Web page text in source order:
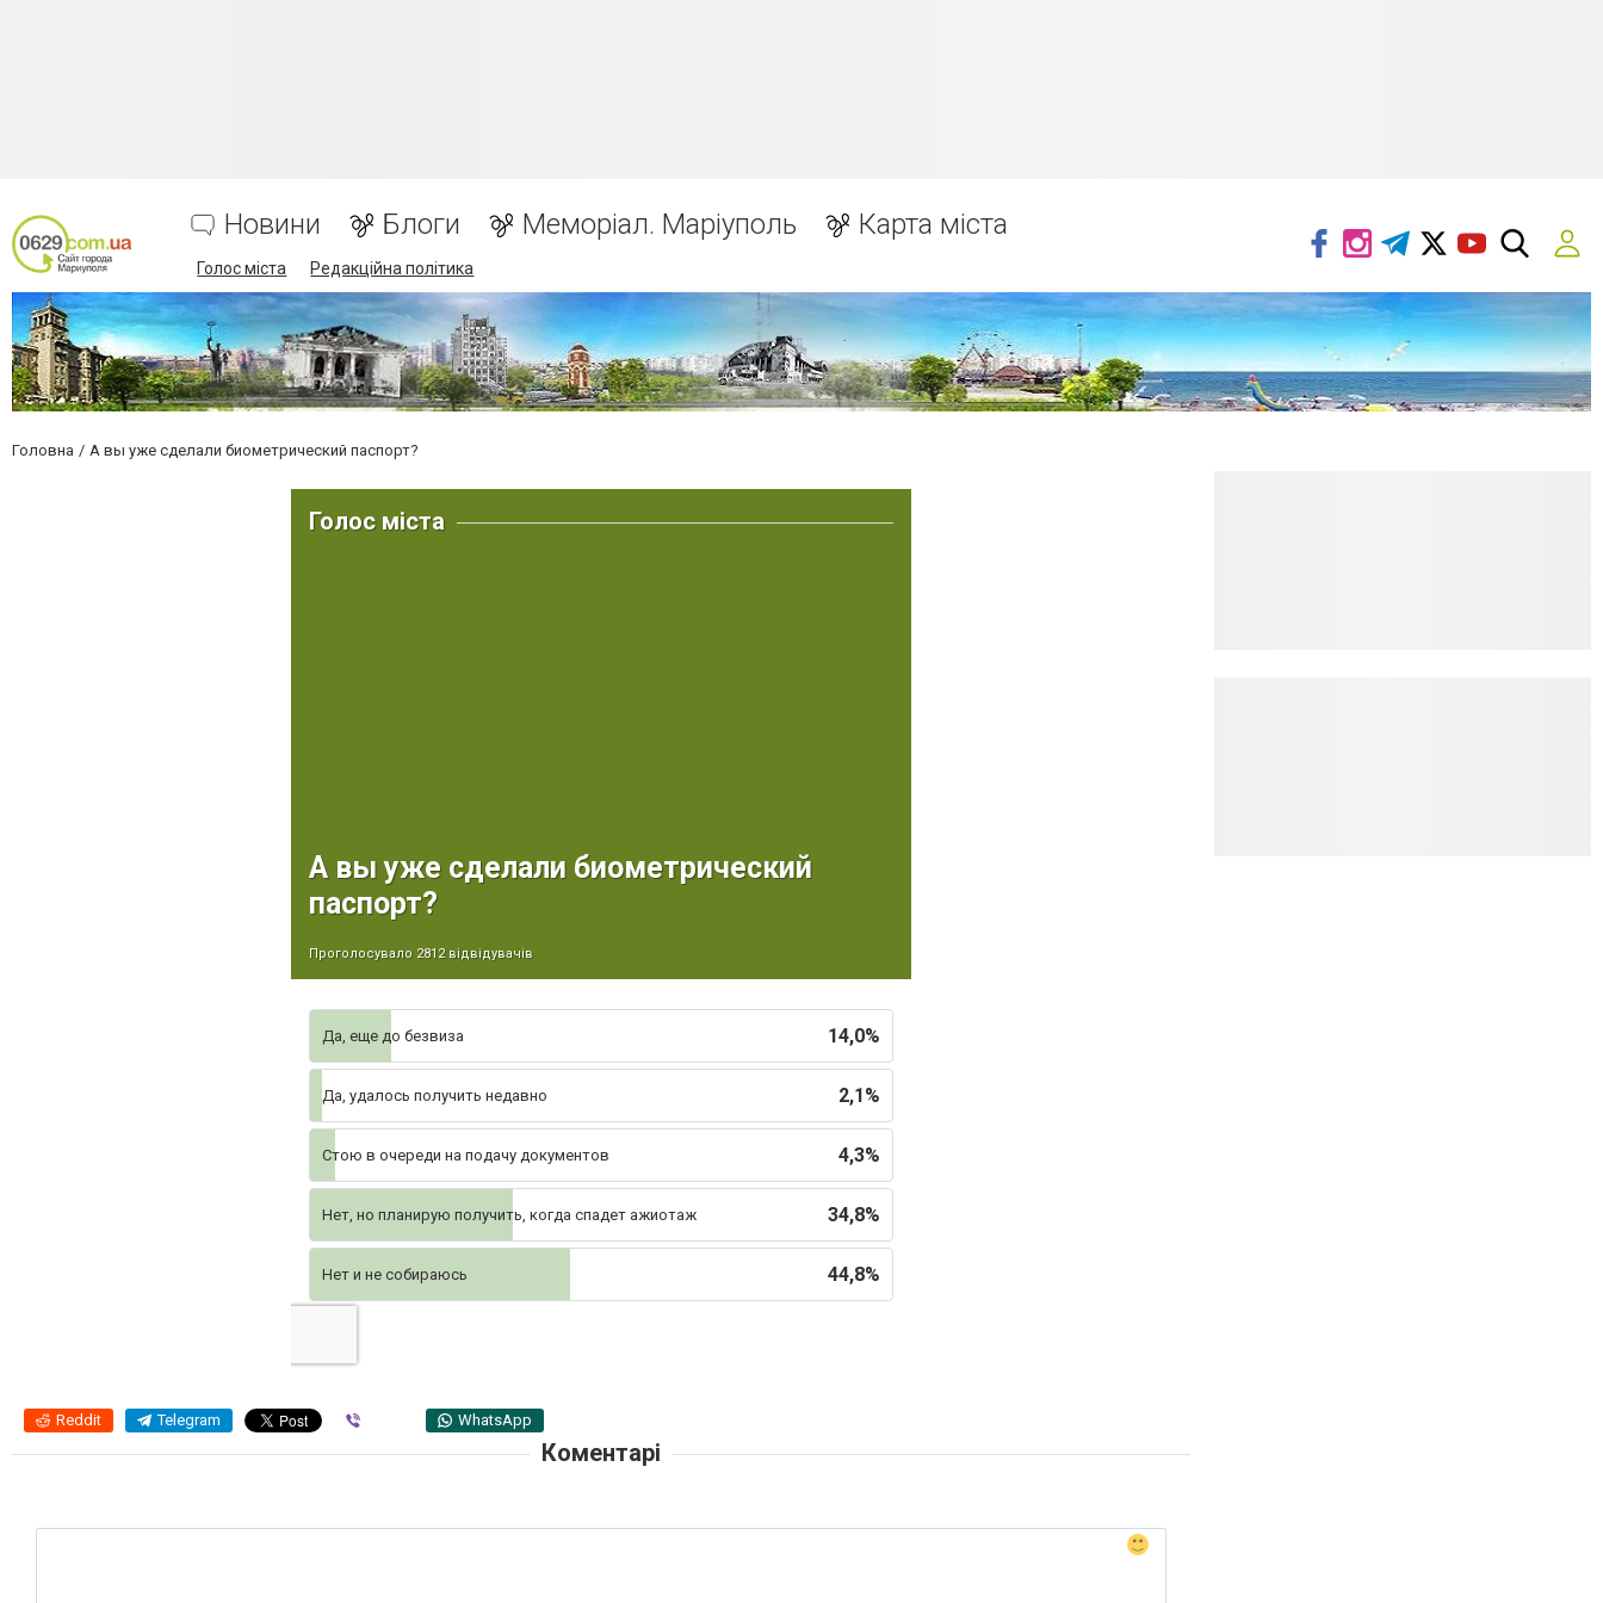
Новини Блоги Меморіал. Маріуполь Карта міста
Голос міста Редакційна політика
Головна А вы уже сделали биометрический паспорт?
Голос міста
А вы уже сделали биометрический
паспорт?
Проголосувало 2812 відвідувачів
14,0%
Да, еще до безвиза
2,1%
Да, удалось получить недавно
4,3%
Стою в очереди на подачу документов
34,8%
Нет, но планирую получить, когда спадет ажиотаж
44,8%
Нет и не собираюсь
Reddit Telegram WhatsApp
Коментарі